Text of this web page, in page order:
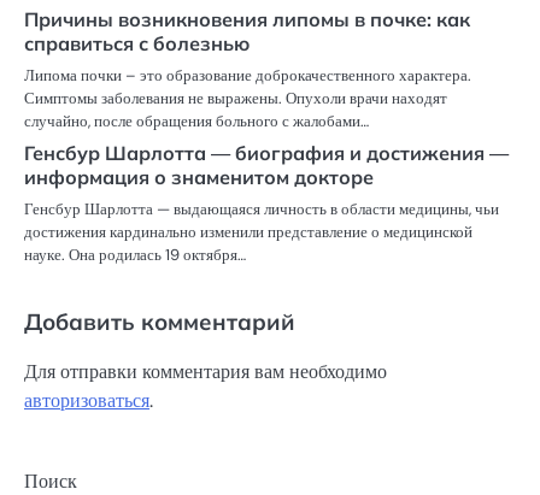
Причины возникновения липомы в почке: как
справиться с болезнью
Липома почки – это образование доброкачественного характера.
Симптомы заболевания не выражены. Опухоли врачи находят
случайно, после обращения больного с жалобами…
Генсбур Шарлотта — биография и достижения —
информация о знаменитом докторе
Генсбур Шарлотта — выдающаяся личность в области медицины, чьи
достижения кардинально изменили представление о медицинской
науке. Она родилась 19 октября…
Добавить комментарий
Для отправки комментария вам необходимо
авторизоваться.
Поиск